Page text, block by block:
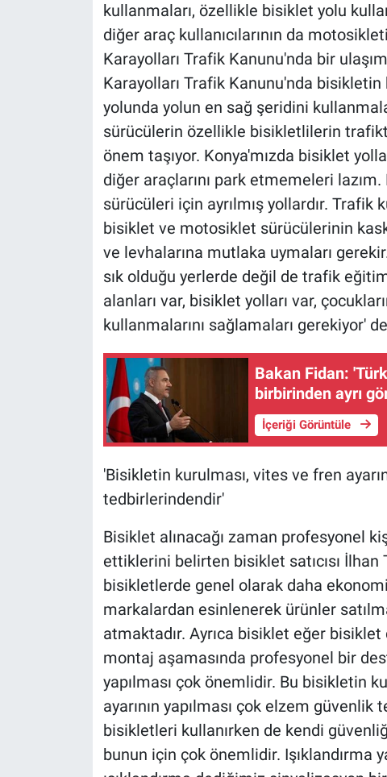
kullanmaları, özellikle bisiklet yolu
diğer araç kullanıcılarının da
Karayolları Trafik Kanunu'nda bir
Karayolları Trafik Kanunu'nda bisikletin
yolunda yolun en sağ şeridini
sürücülerin özellikle bisikletlilerin
önem taşıyor. Konya'mızda bisiklet
diğer araçlarını park etmemeleri
sürücüleri için ayrılmış yollardır.
bisiklet ve motosiklet sürücülerinin
ve levhalarına mutlaka uymaları
sık olduğu yerlerde değil de trafik
alanları var, bisiklet yolları var,
kullanmalarını sağlamaları gerekiyor'
Bakan Fidan:
birbirinden ayrı
İçeriği Görüntüle
'Bisikletin kurulması, vites ve fren
tedbirlerindendir'
Bisiklet alınacağı zaman profesyonel
ettiklerini belirten bisiklet satıcısı
bisikletlerde genel olarak daha
markalardan esinlenerek ürünler
atmaktadır. Ayrıca bisiklet eğer
montaj aşamasında profesyonel bir
yapılması çok önemlidir. Bu bisikletin
ayarının yapılması çok elzem
bisikletleri kullanırken de kendi
bunun için çok önemlidir.